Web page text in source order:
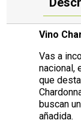
Vino
Vas a
nacional,
que
buscan
añadida.